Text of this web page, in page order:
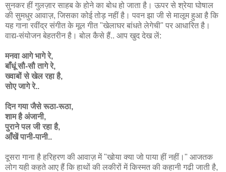
सुनकर हीं गुलज़ार साहब के होने का बोध हो जाता है। ऊपर से श्रेया घोषाल
की सुमधुर आवाज़, जिसका कोई तोड़ नहीं है। पवन झा जी से मालूम हुआ है कि
यह गाना रवींद्र संगीत के मूल गीत "खेलाघर बांधते लेगेची" पर आधारित है।
वाद्य-संयोजन बेहतरीन है। बोल कैसे हैं.. आप खुद देख लें:
मनवा आगे भागे रे,
बाँधूं सौ-सौ तागे रे,
ख्वाबों से खेल रहा है,
सोए जागे रे..
दिन गया जैसे रूठा-रूठा,
शाम है अंजानी,
पुराने पल जी रहा है,
आँखें पानी-पानी..
दूसरा गाना है हरिहरण की आवाज़ में "खोया क्या जो पाया हीं नहीं।" आजतक
लोग यही कहते आए हैं कि हाथों की लकीरों में किस्मत की कहानी गढी जाती है,